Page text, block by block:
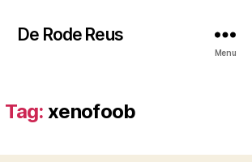
De Rode Reus
Menu
Tag: xenofoob